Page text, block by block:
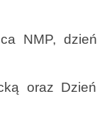
NMP, dzień
oraz Dzień